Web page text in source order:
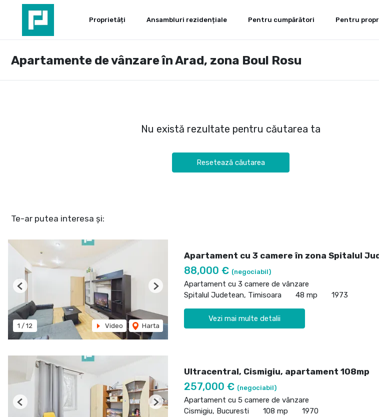
Proprietăți Ansambluri rezidențiale Pentru cumpărători Pentru
Apartamente de vânzare în Arad, zona Boul Rosu
Nu există rezultate pentru căutarea ta
Resetează căutarea
Te-ar putea interesa și:
1 / 12 Video Harta
Previous Next
Apartament cu 3 camere în zona Spitalul
88,000 € (negociabil)
Apartament cu 3 camere de vânzare
Spitalul Judetean, Timisoara
48 mp 1973
Vezi mai multe detalii
Previous Next
Ultracentral, Cismigiu, apartament 108mp
257,000 € (negociabil)
Apartament cu 5 camere de vânzare
Cismigiu, Bucuresti
108 mp 1970